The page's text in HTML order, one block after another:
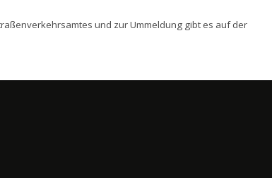
und zur Ummeldung gibt es auf der